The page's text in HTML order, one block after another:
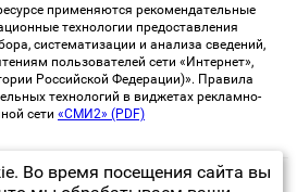
применяются рекомендательные
технологии предоставления
систематизации и анализа сведений,
пользователей сети «Интернет»,
Российской Федерации)». Правила
технологий в виджетах рекламно-
сети «СМИ2» (PDF)
| Все права защищены
Во время посещения сайта вы